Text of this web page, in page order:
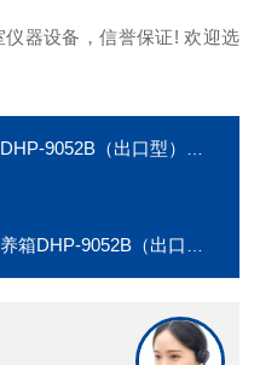
器设备，信誉保证! 欢迎选
（出口型）到哪里，*江苏同君
9052B（出口型）,质量可靠